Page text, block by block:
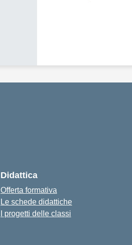
Didattica
Offerta formativa
Le schede didattiche
I progetti delle classi